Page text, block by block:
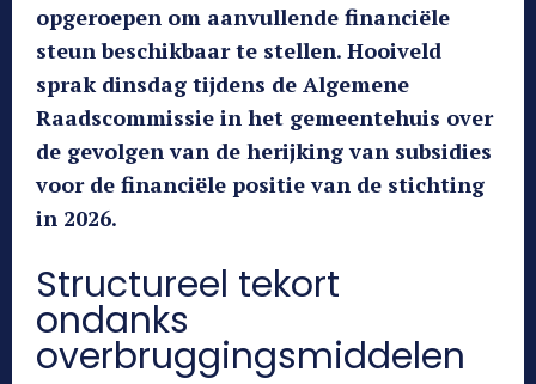
opgeroepen om aanvullende financiële
steun beschikbaar te stellen. Hooiveld
sprak dinsdag tijdens de Algemene
Raadscommissie in het gemeentehuis over
de gevolgen van de herijking van subsidies
voor de financiële positie van de stichting
in 2026.
Structureel tekort
ondanks
overbruggingsmiddelen